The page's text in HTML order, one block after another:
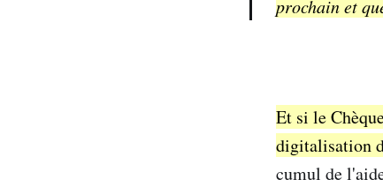
prochain et
Et si le
digitalisation
cumul de